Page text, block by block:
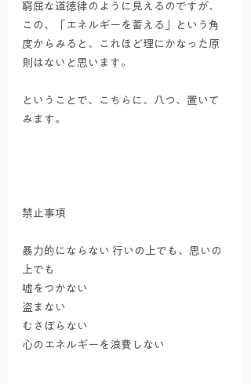
窮屈な道徳律のように見えるのですが、
この、「エネルギーを蓄える」という角
度からみると、これほど理にかなった原
則はないと思います。
ということで、こちらに、八つ、置いて
みます。
禁止事項
暴力的にならない 行いの上でも、思いの
上でも
嘘をつかない
盗まない
むさぼらない
心のエネルギーを浪費しない